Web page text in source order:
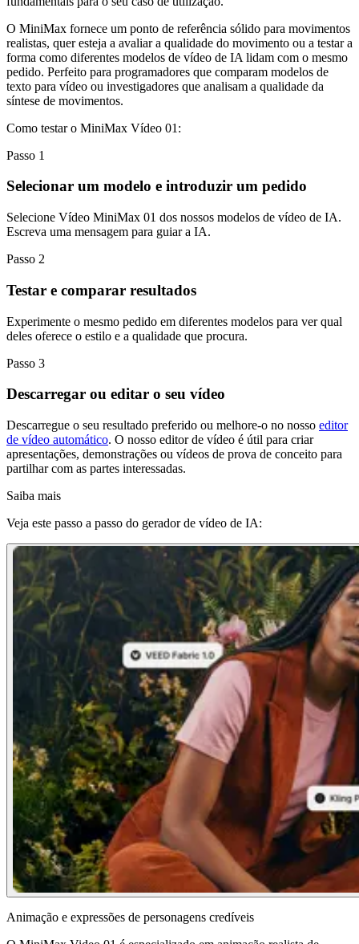
O MiniMax fornece um ponto de referência sólido para movimentos
realistas, quer esteja a avaliar a qualidade do movimento ou a testar a
forma como diferentes modelos de vídeo de IA lidam com o mesmo
pedido. Perfeito para programadores que comparam modelos de
texto para vídeo ou investigadores que analisam a qualidade da
síntese de movimentos.
Como testar o MiniMax Vídeo 01:
Passo 1
Selecionar um modelo e introduzir um pedido
Selecione Vídeo MiniMax 01 dos nossos modelos de vídeo de IA.
Escreva uma mensagem para guiar a IA.
Passo 2
Testar e comparar resultados
Experimente o mesmo pedido em diferentes modelos para ver qual
deles oferece o estilo e a qualidade que procura.
Passo 3
Descarregar ou editar o seu vídeo
Descarregue o seu resultado preferido ou melhore-o no nosso editor
de vídeo automático. O nosso editor de vídeo é útil para criar
apresentações, demonstrações ou vídeos de prova de conceito para
partilhar com as partes interessadas.
Saiba mais
Veja este passo a passo do gerador de vídeo de IA:
Animação e expressões de personagens credíveis